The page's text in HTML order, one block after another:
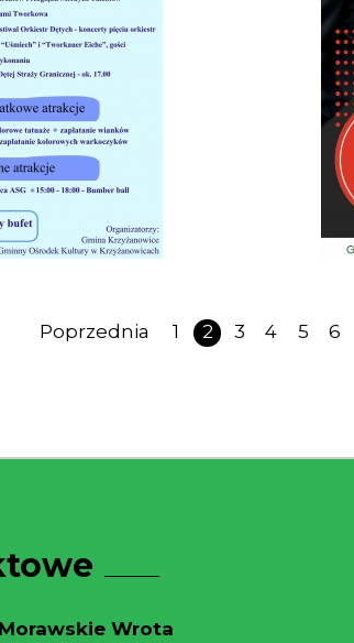
Poprzednia 1 2 3 4 5 6
Wrota